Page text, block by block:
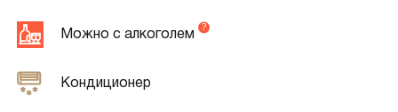
Можно с алкоголем
Кондиционер